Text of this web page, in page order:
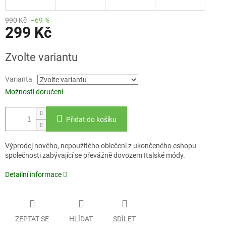
990 Kč –69 %
299 Kč
cena:
Zvolte variantu
Varianta
Možnosti doručení
Přidat do košíku
Výprodej nového, nepoužitého oblečení z ukončeného eshopu
společnosti zabývající se převážně dovozem Italské módy.
Detailní informace
ZEPTAT SE HLÍDAT SDÍLET